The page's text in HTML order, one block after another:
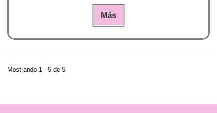
Más
Mostrando 1 - 5 de 5